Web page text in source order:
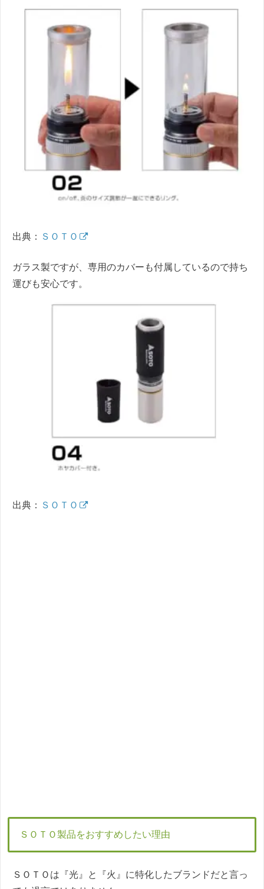
出典： ＳＯＴＯ
ガラス製ですが、専用のカバーも付属しているので持ち
運びも安心です。
出典： ＳＯＴＯ
ＳＯＴＯ製品をおすすめしたい理由
ＳＯＴＯは『光』と『火』に特化したブランドだと言っ